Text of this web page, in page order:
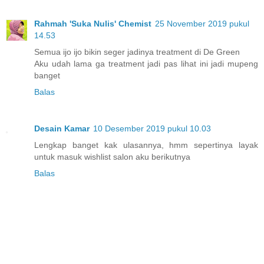
Rahmah 'Suka Nulis' Chemist 25 November 2019 pukul
14.53
Semua ijo ijo bikin seger jadinya treatment di De Green
Aku udah lama ga treatment jadi pas lihat ini jadi mupeng
banget
Balas
Desain Kamar 10 Desember 2019 pukul 10.03
Lengkap banget kak ulasannya, hmm sepertinya layak
untuk masuk wishlist salon aku berikutnya
Balas